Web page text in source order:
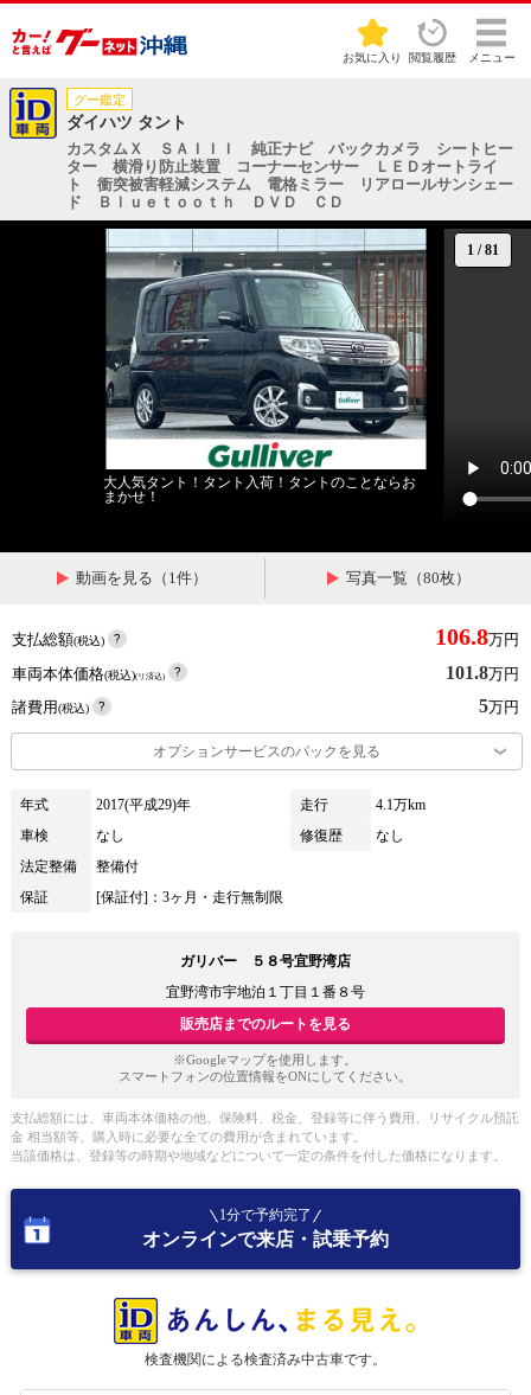
お気に入り 閲覧履歴 メニュー
グー鑑定
ダイハツ タント
カスタムＸ ＳＡＩＩＩ 純正ナビ バックカメラ シートヒー
ター 横滑り防止装置 コーナーセンサー ＬＥＤオートライ
ト 衝突被害軽減システム 電格ミラー リアロールサンシェー
ド Ｂｌｕｅｔｏｏｔｈ ＤＶＤ ＣＤ
1 /81
大人気タント！タント入荷！タントのことならお
まかせ！
動画を見る（1件） 写真一覧（80枚）
支払総額(税込) 106.8万円
車両本体価格(税込)(リ済込) 101.8万円
諸費用(税込) 5万円
オプションサービスのパックを見る
年式 2017(平成29)年 走行
4.1万km
車検
なし 修復歴
なし
法定整備
整備付
保証
[保証付]：3ヶ月・走行無制限
ガリバー ５８号宜野湾店
宜野湾市宇地泊１丁目１番８号
販売店までのルートを見る
※Googleマップを使用します。
スマートフォンの位置情報をONにしてください。
支払総額には、車両本体価格の他、保険料、税金、登録等に伴う費用、リサイクル預託
金 相当額等、購入時に必要な全ての費用が含まれています。
当該価格は、登録等の時期や地域などについて一定の条件を付した価格になります。
1分で予約完了
オンラインで来店・試乗予約
検査機関による検査済み中古車です。